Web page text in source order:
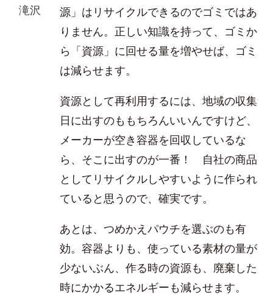
滝沢
源」はリサイクルできるのでゴミではあ
りません。正しい知識を持って、ゴミか
ら「資源」に回せる量を増やせば、ゴミ
は減らせます。
資源として再利用するには、地域の収集
日に出すのももちろんいいんですけど、
メーカーが空き容器を回収しているな
ら、そこに出すのが一番！ 自社の商品
としてリサイクルしやすいように作られ
ていると思うので、確実です。
あとは、つめかえパウチを選ぶのも有
効。容器よりも、使っている素材の量が
少ないぶん、作る時の資源も、廃棄した
時にかかるエネルギーも減らせます。